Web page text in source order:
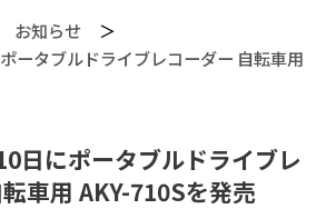
お知らせ
ータブルドライブレコーダー 自転車用
日にポータブルドライブレ
車用 AKY-710Sを発売